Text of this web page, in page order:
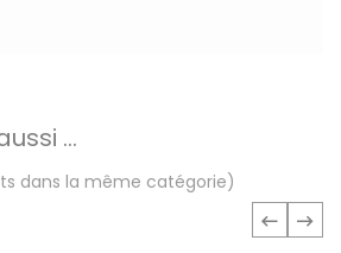
...
dans la même catégorie)